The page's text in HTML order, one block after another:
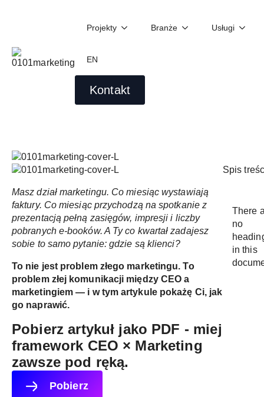
Projekty Branże Usługi
EN
Kontakt
Jak CEO firmy B2B powinien
komunikować się z działem
marketingu?
Wojciech Idzikowski 03/25/2026
Masz dział marketingu. Co miesiąc wystawiają
faktury. Co miesiąc przychodzą na spotkanie z
prezentacją pełną zasięgów, impresji i liczby
pobranych e-booków. A Ty co kwartał zadajesz
sobie to samo pytanie: gdzie są klienci?
To nie jest problem złego marketingu. To
problem złej komunikacji między CEO a
marketingiem — i w tym artykule pokażę Ci, jak
go naprawić.
Pobierz artykuł jako PDF - miej
framework CEO × Marketing
zawsze pod ręką.
Pobierz
Spis
There
no
in this